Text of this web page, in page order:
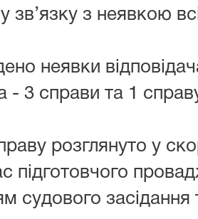
зв’язку з неявкою
неявки
- 3 справи та 1
розглянуто у
підготовчого
судового